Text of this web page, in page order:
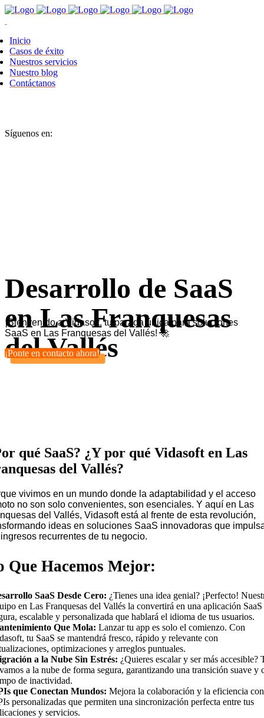
Inicio
Casos de éxito
Nuestros servicios
Nuestro blog
Contáctanos
Síguenos en:
Desarrollo de SaaS
en Las Franquesas
del Vallés
¡Bienvenido a Vidasoft, tu parada única para soluciones
SaaS en Las Franquesas del Vallés! 🚀
¡Ponte en contacto ahora!
qué SaaS? ¿Y por qué Vidasoft en Las
del Vallés?
vivimos en un mundo donde la adaptabilidad y el acceso
no son solo convenientes, son esenciales. Y aquí en Las
del Vallés, Vidasoft está al frente de esta revolución,
ideas en soluciones SaaS innovadoras que
recurrentes de tu negocio.
Que Hacemos Mejor:
SaaS Desde Cero: ¿Tienes una idea genial? ¡Perfecto!
en Las Franquesas del Vallés la convertirá en una aplicación SaaS
escalable y personalizada que hablará el idioma de tus usuarios.
Que Mola: Lanzar tu app es solo el comienzo. Con
tu SaaS se mantendrá fresco, rápido y relevante con
optimizaciones y arreglos puntuales.
a la Nube Sin Estrés: ¿Quieres escalar y ser más accesible?
a la nube de forma segura, garantizando una transición suave y
de inactividad.
que Conectan Mundos: Mejora la colaboración y la eficiencia con
personalizadas que permiten una sincronización perfecta entre tus
y servicios.